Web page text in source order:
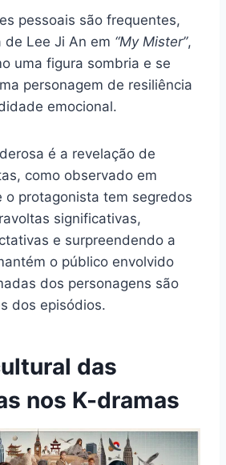
pessoais são frequentes,
de Lee Ji An em “My Mister”,
uma figura sombria e se
personagem de resiliência
emocional.
é a revelação de
como observado em
o protagonista tem segredos
significativas,
e surpreendendo a
o público envolvido
dos personagens são
dos episódios.
das
nos K-dramas